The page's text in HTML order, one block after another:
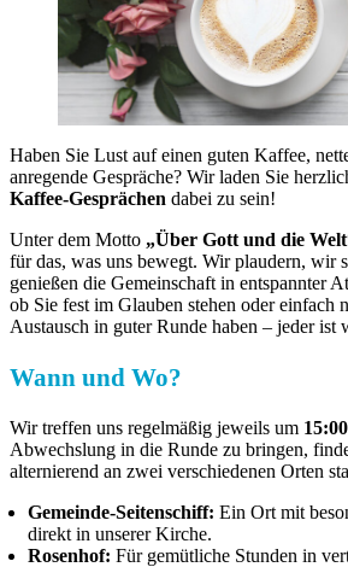
Haben Sie Lust auf einen guten Kaffee,
anregende Gespräche? Wir laden Sie
Kaffee-Gesprächen dabei zu sein!
Unter dem Motto „Über Gott und die
für das, was uns bewegt. Wir plaudern, wir
genießen die Gemeinschaft in entspannter
ob Sie fest im Glauben stehen oder einfach
Austausch in guter Runde haben – jeder ist
Wann und Wo?
Wir treffen uns regelmäßig jeweils um
Abwechslung in die Runde zu bringen,
alternierend an zwei verschiedenen Orten
Gemeinde-Seitenschiff: Ein Ort mit
direkt in unserer Kirche.
Rosenhof: Für gemütliche Stunden in